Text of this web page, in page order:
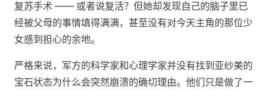
复苏手术 —— 或者说复活？但她却发现自己的脑子里已
经被父母的事情填得满满，甚至没有对今天主角的那位少
女感到担心的余地。
严格来说，军方的科学家和心理学家并没有找到亚纱美的
宝石状态为什么会突然崩溃的确切理由。他们只是做了一